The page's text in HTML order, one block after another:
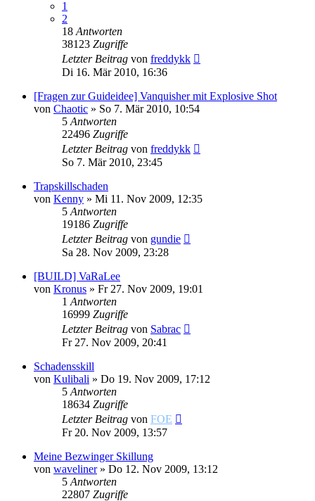
1
2
18 Antworten
38123 Zugriffe
Letzter Beitrag von freddykk
Di 16. Mär 2010, 16:36
[Fragen zur Guideidee] Vanquisher mit Explosive Shot
von Chaotic » So 7. Mär 2010, 10:54
5 Antworten
22496 Zugriffe
Letzter Beitrag von freddykk
So 7. Mär 2010, 23:45
Trapskillschaden
von Kenny » Mi 11. Nov 2009, 12:35
5 Antworten
19186 Zugriffe
Letzter Beitrag von gundie
Sa 28. Nov 2009, 23:28
[BUILD] VaRaLee
von Kronus » Fr 27. Nov 2009, 19:01
1 Antworten
16999 Zugriffe
Letzter Beitrag von Sabrac
Fr 27. Nov 2009, 20:41
Schadensskill
von Kulibali » Do 19. Nov 2009, 17:12
5 Antworten
18634 Zugriffe
Letzter Beitrag von FOE
Fr 20. Nov 2009, 13:57
Meine Bezwinger Skillung
von waveliner» Do 12. Nov 2009, 13:12
5 Antworten
22807 Zugriffe